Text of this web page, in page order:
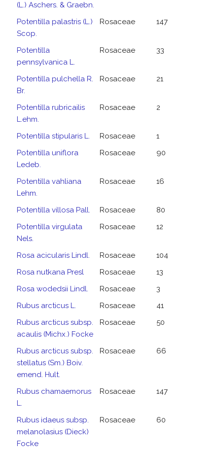
(L.) Aschers. & Graebn.
Potentilla palastris (L.)
Scop.
Rosaceae 147
Potentilla
pennsylvanica L.
Rosaceae 33
Potentilla pulchella R.
Br.
Rosaceae 21
Potentilla rubricailis
L.ehm.
Rosaceae 2
Potentilla stipularis L. Rosaceae
1
Potentilla uniflora
Ledeb.
Rosaceae 90
Potentilla vahliana
Lehm.
Rosaceae 16
Potentilla villosa Pall. Rosaceae
80
Potentilla virgulata
Nels.
Rosaceae 12
Rosa acicularis Lindl. Rosaceae
104
Rosa nutkana Presl
Rosaceae
13
Rosa wodedsii Lindl.
Rosaceae
3
Rubus arcticus L.
Rosaceae
41
Rubus arcticus subsp.
acaulis (Michx.) Focke
Rosaceae 50
Rubus arcticus subsp.
stellatus (Sm.) Boiv.
emend. Hult.
Rosaceae 66
Rubus chamaemorus
L.
Rosaceae 147
Rubus idaeus subsp.
melanolasius (Dieck)
Focke
Rosaceae 60